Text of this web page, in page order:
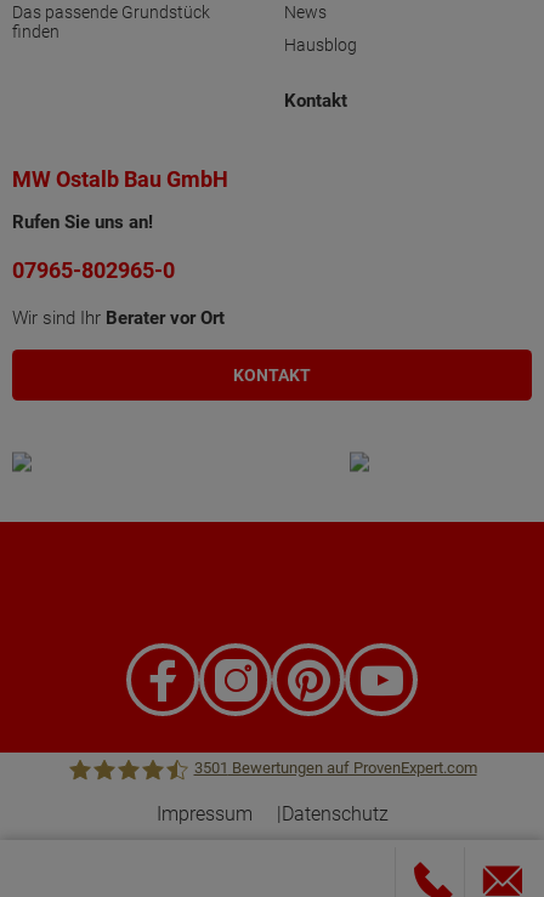
Das passende Grundstück
finden
News
Hausblog
Kontakt
MW Ostalb Bau GmbH
Rufen Sie uns an!
07965-802965-0
Wir sind Ihr Berater vor Ort
KONTAKT
3501 Bewertungen auf ProvenExpert.com
Impressum Datenschutz